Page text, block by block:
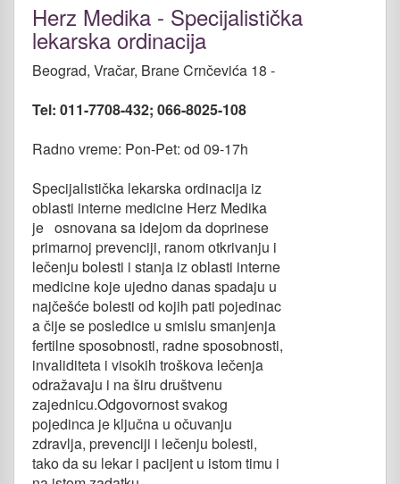
Herz Medika - Specijalistička
lekarska ordinacija
Beograd, Vračar, Brane Crnčevića 18 -
Tel: 011-7708-432; 066-8025-108
Radno vreme: Pon-Pet: od 09-17h
Specijalistička lekarska ordinacija iz
oblasti interne medicine Herz Medika
je osnovana sa idejom da doprinese
primarnoj prevenciji, ranom otkrivanju i
lečenju bolesti i stanja iz oblasti interne
medicine koje ujedno danas spadaju u
najčešće bolesti od kojih pati pojedinac
a čije se posledice u smislu smanjenja
fertilne sposobnosti, radne sposobnosti,
invaliditeta i visokih troškova lečenja
odražavaju i na širu društvenu
zajednicu.Odgovornost svakog
pojedinca je ključna u očuvanju
zdravlja, prevenciji i lečenju bolesti,
tako da su lekar i pacijent u istom timu i